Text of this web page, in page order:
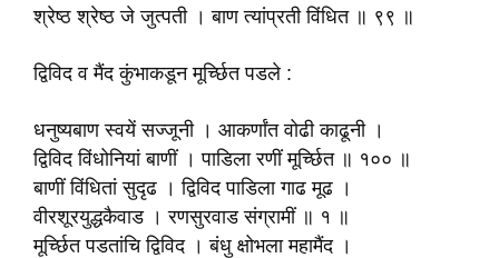
श्रेष्ठ श्रेष्ठ जे जुत्पती । बाण त्यांप्रती विंधित ॥ ९९ ॥
द्विविद व मैंद कुंभाकडून मूर्च्छित पडले :
धनुष्यबाण स्वयें सज्जूनी । आकर्णांत वोढी काढूनी ।
द्विविद विंधोनियां बाणीं । पाडिला रणीं मूर्च्छित ॥ १०० ॥
बाणीं विंधितां सुदृढ । द्विविद पाडिला गाढ मूढ ।
वीरशूरयुद्धकैवाड । रणसुरवाड संग्रामीं ॥ १ ॥
मूर्च्छित पडतांचि द्विविद । बंधु क्षोभला महामैंद ।